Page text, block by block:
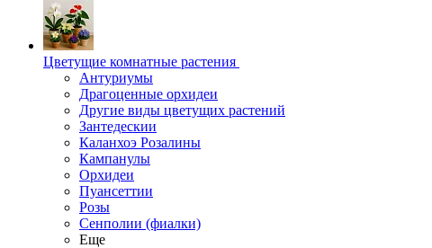
Цветущие комнатные растения
Антуриумы
Драгоценные орхидеи
Другие виды цветущих растений
Зантедескии
Каланхоэ Розалины
Кампанулы
Орхидеи
Пуансеттии
Розы
Сенполии (фиалки)
Еще